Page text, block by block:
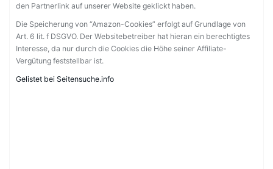
den Partnerlink auf unserer Website geklickt haben.
Die Speicherung von “Amazon-Cookies” erfolgt auf Grundlage von
Art. 6 lit. f DSGVO. Der Websitebetreiber hat hieran ein berechtigtes
Interesse, da nur durch die Cookies die Höhe seiner Affiliate-
Vergütung feststellbar ist.
Gelistet bei Seitensuche.info